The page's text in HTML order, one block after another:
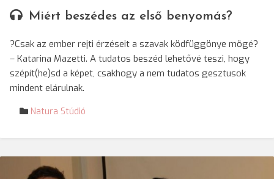
Miért beszédes az első benyomás?
?Csak az ember rejti érzéseit a szavak ködfüggönye mögé?
– Katarina Mazetti. A tudatos beszéd lehetővé teszi, hogy
szépít(he)sd a képet, csakhogy a nem tudatos gesztusok
mindent elárulnak.
Natura Stúdió